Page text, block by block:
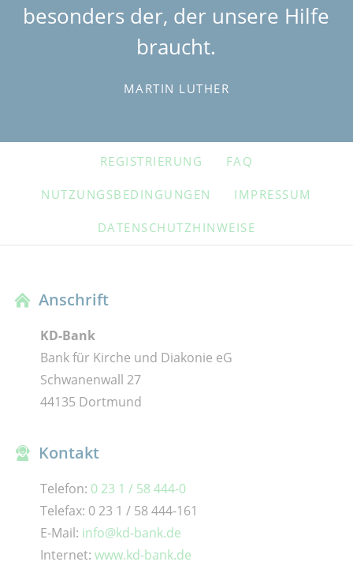
besonders der, der unsere Hilfe
braucht.
MARTIN LUTHER
NAVIGATION
REGISTRIERUNG FAQ
NUTZUNGSBEDINGUNGEN IMPRESSUM
DATENSCHUTZHINWEISE
Anschrift
KD-Bank
Bank für Kirche und Diakonie eG
Schwanenwall 27
44135 Dortmund
Kontakt
Telefon: 0 23 1 / 58 444-0
Telefax: 0 23 1 / 58 444-161
E-Mail: info@kd-bank.de
Internet: www.kd-bank.de